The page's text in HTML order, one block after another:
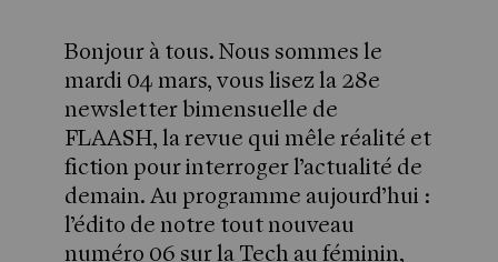
Bonjour à tous. Nous sommes le
mardi 04 mars, vous lisez la 28e
newsletter bimensuelle de
FLAASH, la revue qui mêle réalité et
fiction pour interroger l’actualité de
demain. Au programme aujourd’hui :
l’édito de notre tout nouveau
numéro 06 sur la Tech au féminin,